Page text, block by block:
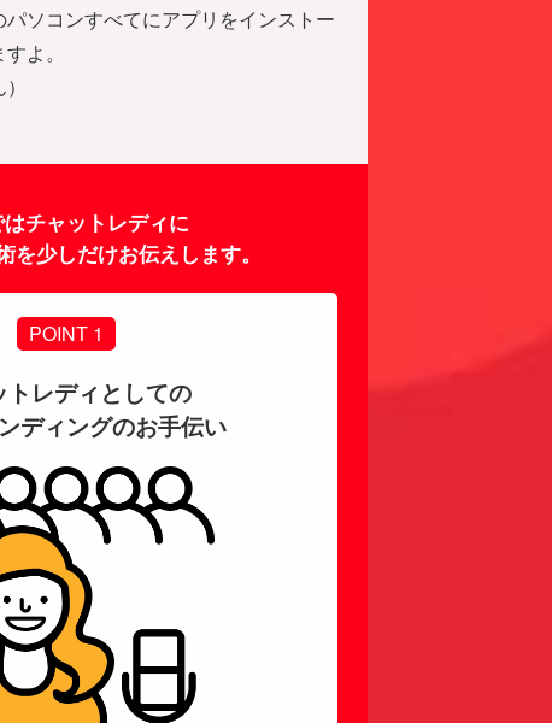
ソコンすべてにアプリをインストー
よ。
チャットレディに
を少しだけお伝えします。
POINT 1
トレディとしての
ディングのお手伝い